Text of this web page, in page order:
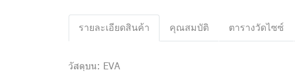
รายละเอียดสินค้า คุณสมบัติ ตารางวัดไซซ์
วัสดุบน: EVA